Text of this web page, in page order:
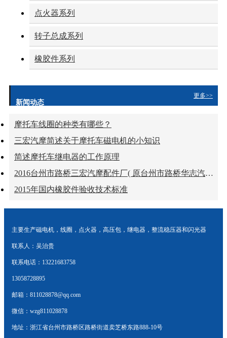
点火器系列
转子总成系列
橡胶件系列
更多>>
新闻动态
摩托车线圈的种类有哪些？
三宏汽摩简述关于摩托车磁电机的小知识
简述摩托车继电器的工作原理
2016台州市路桥三宏汽摩配件厂( 原台州市路桥华志汽摩配件厂）摩配展
2015年国内橡胶件验收技术标准
主要生产磁电机，线圈，点火器，高压包，继电器，整流稳压器和闪光器
联系人：吴治贵
联系电话：13221683758
13058728895
邮箱：811028878@qq.com
微信：wzg811028878
地址：浙江省台州市路桥区路桥街道卖芝桥东路888-10号